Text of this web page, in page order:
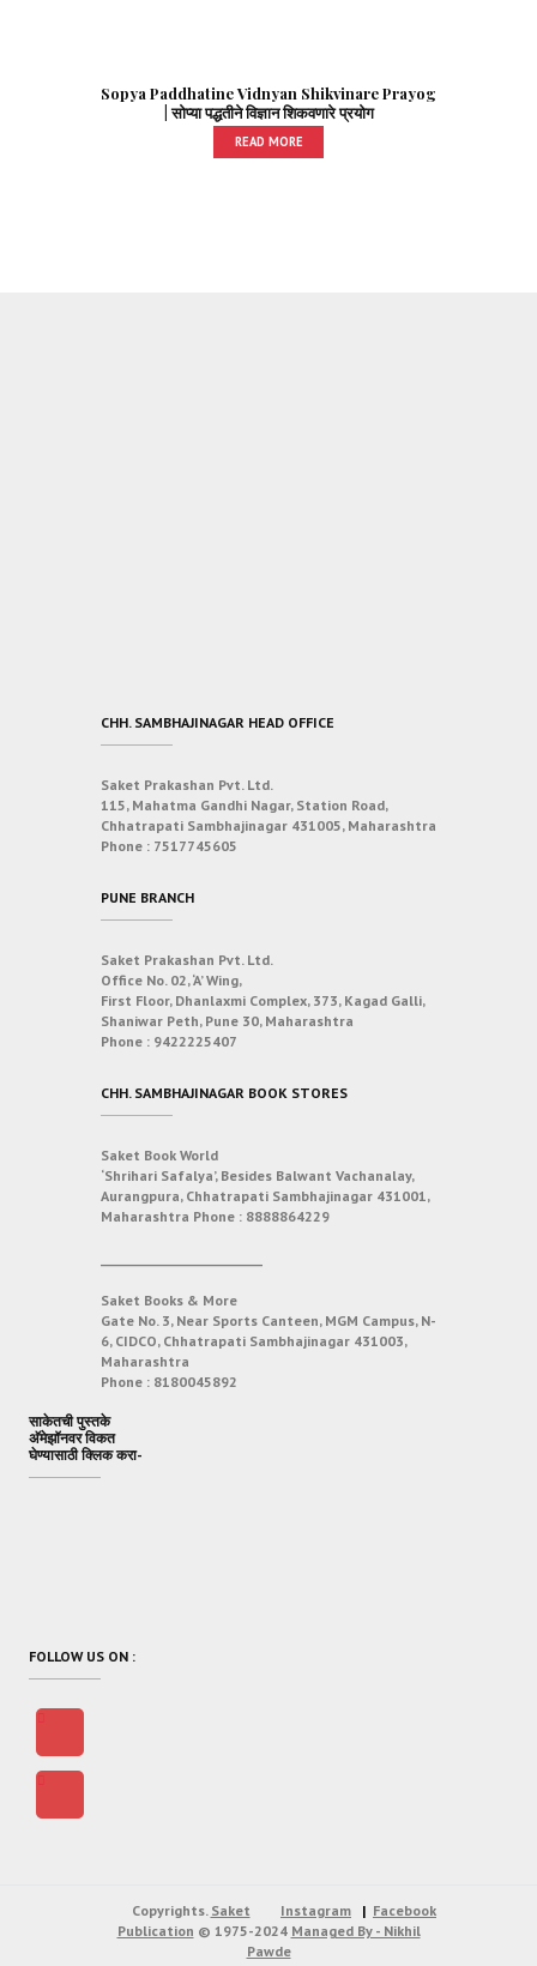
Sopya Paddhatine Vidnyan Shikvinare Prayog
| सोप्या पद्धतीने विज्ञान शिकवणारे प्रयोग
READ MORE
CHH. SAMBHAJINAGAR HEAD OFFICE
Saket Prakashan Pvt. Ltd.
115, Mahatma Gandhi Nagar, Station Road,
Chhatrapati Sambhajinagar 431005, Maharashtra
Phone : 7517745605
PUNE BRANCH
Saket Prakashan Pvt. Ltd.
Office No. 02, ‘A’ Wing,
First Floor, Dhanlaxmi Complex, 373, Kagad Galli,
Shaniwar Peth, Pune 30, Maharashtra
Phone : 9422225407
CHH. SAMBHAJINAGAR BOOK STORES
Saket Book World
‘Shrihari Safalya’, Besides Balwant Vachanalay,
Aurangpura, Chhatrapati Sambhajinagar 431001,
Maharashtra Phone : 8888864229
Saket Books & More
Gate No. 3, Near Sports Canteen, MGM Campus, N-
6, CIDCO, Chhatrapati Sambhajinagar 431003,
Maharashtra
Phone : 8180045892
साकेतची पुस्तके
अ‍ॅमेझॉनवर विकत
घेण्यासाठी क्लिक करा-
FOLLOW US ON :
Instagram Facebook
Copyrights. Saket
Publication © 1975-2024 Managed By - Nikhil
Pawde